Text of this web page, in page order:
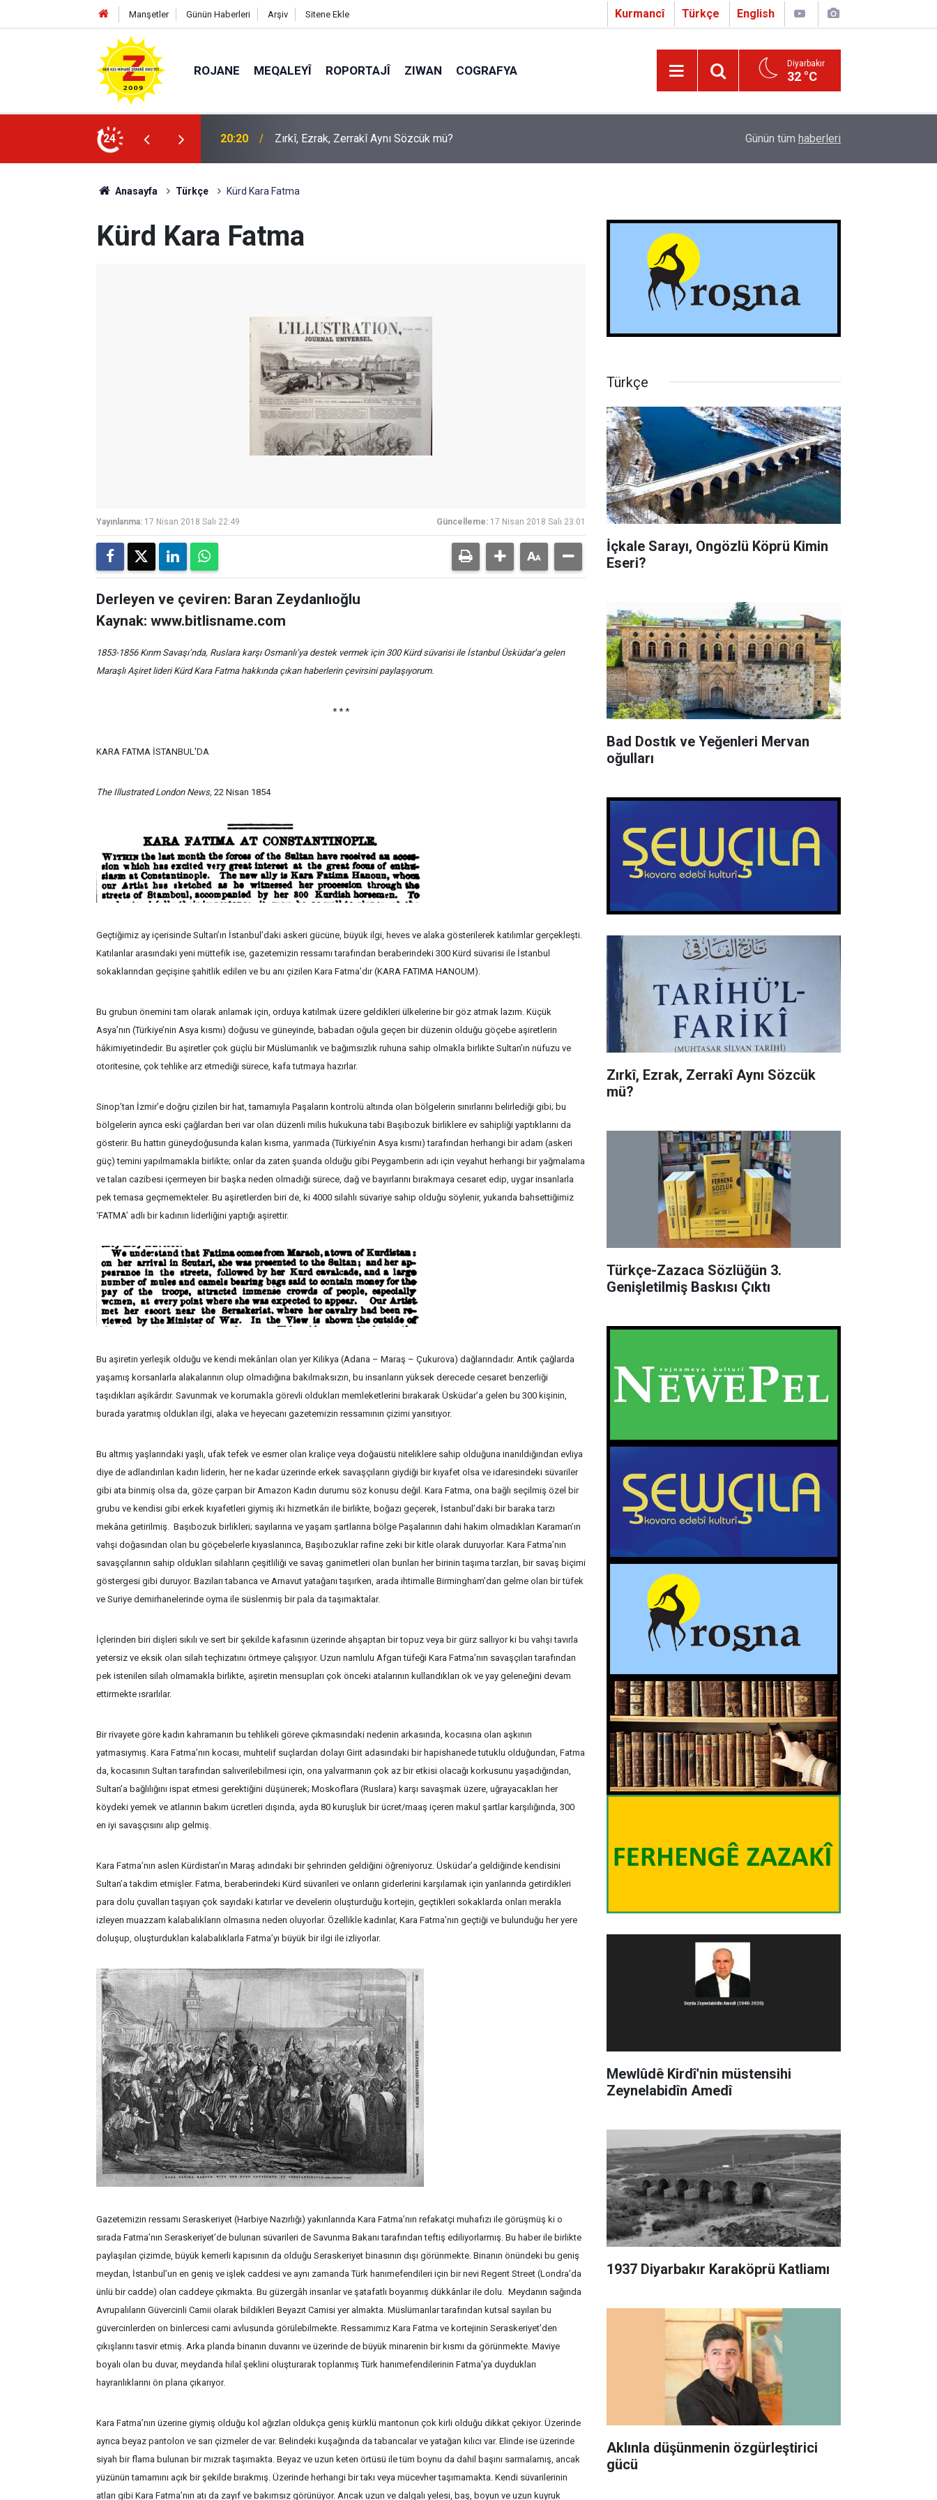
Manşetler Günün Haberleri Arşiv Sitene Ekle Kurmancî Türkçe English
ROJANE MEQALEYÎ ROPORTAJÎ ZIWAN COGRAFYA Diyarbakır
32 °C
24 09:56 Ji Zilma Partîzanan Nimûneyeka Piçûk Çapo 3. o Hîrakerde yê Ferhengê Zazakî-Tirkî
Günün tüm haberleri
Anasayfa Türkçe Kürd Kara Fatma
Kürd Kara Fatma
Yayınlanma: 17 Nisan 2018 Salı 22:49 Güncelleme: 17 Nisan 2018 Salı 23:01
Derleyen ve çeviren: Baran Zeydanlıoğlu
Kaynak: www.bitlisname.com
1853-1856 Kırım Savaşı’nda, Ruslara karşı Osmanlı’ya destek vermek için 300 Kürd süvarisi ile İstanbul Üsküdar’a gelen
Maraşlı Aşiret lideri Kürd Kara Fatma hakkında çıkan haberlerin çevirsini paylaşıyorum.
* * *
KARA FATMA İSTANBUL'DA
The Illustrated London News, 22 Nisan 1854
Geçtiğimiz ay içerisinde Sultan’ın İstanbul’daki askeri gücüne, büyük ilgi, heves ve alaka gösterilerek katılımlar gerçekleşti.
Katılanlar arasındaki yeni müttefik ise, gazetemizin ressamı tarafından beraberindeki 300 Kürd süvarisi ile İstanbul
sokaklarından geçişine şahitlik edilen ve bu anı çizilen Kara Fatma’dır (KARA FATIMA HANOUM).
Bu grubun önemini tam olarak anlamak için, orduya katılmak üzere geldikleri ülkelerine bir göz atmak lazım. Küçük
Asya’nın (Türkiye’nin Asya kısmı) doğusu ve güneyinde, babadan oğula geçen bir düzenin olduğu göçebe aşiretlerin
hâkimiyetindedir. Bu aşiretler çok güçlü bir Müslümanlık ve bağımsızlık ruhuna sahip olmakla birlikte Sultan’ın nüfuzu ve
otoritesine, çok tehlike arz etmediği sürece, kafa tutmaya hazırlar.
Sinop’tan İzmir’e doğru çizilen bir hat, tamamıyla Paşaların kontrolü altında olan bölgelerin sınırlarını belirlediği gibi; bu
bölgelerin ayrıca eski çağlardan beri var olan düzenli milis hukukuna tabi Başıbozuk birliklere ev sahipliği yaptıklarını da
gösterir. Bu hattın güneydoğusunda kalan kısma, yarımada (Türkiye’nin Asya kısmı) tarafından herhangi bir adam (askeri
güç) temini yapılmamakla birlikte; onlar da zaten şuanda olduğu gibi Peygamberin adı için veyahut herhangi bir yağmalama
ve talan cazibesi içermeyen bir başka neden olmadığı sürece, dağ ve bayırlarını bırakmaya cesaret edip, uygar insanlarla
pek temasa geçmemekteler. Bu aşiretlerden biri de, ki 4000 silahlı süvariye sahip olduğu söylenir, yukarıda bahsettiğimiz
‘FATMA’ adlı bir kadının liderliğini yaptığı aşirettir.
Bu aşiretin yerleşik olduğu ve kendi mekânları olan yer Kilikya (Adana – Maraş – Çukurova) dağlarındadır. Antik çağlarda
yaşamış korsanlarla alakalarının olup olmadığına bakılmaksızın, bu insanların yüksek derecede cesaret benzerliği
taşıdıkları aşikârdır. Savunmak ve korumakla görevli oldukları memleketlerini bırakarak Üsküdar’a gelen bu 300 kişinin,
burada yaratmış oldukları ilgi, alaka ve heyecanı gazetemizin ressamının çizimi yansıtıyor.
Bu altmış yaşlarındaki yaşlı, ufak tefek ve esmer olan kraliçe veya doğaüstü niteliklere sahip olduğuna inanıldığından evliya
diye de adlandırılan kadın liderin, her ne kadar üzerinde erkek savaşçıların giydiği bir kıyafet olsa ve idaresindeki süvariler
gibi ata binmiş olsa da, göze çarpan bir Amazon Kadın durumu söz konusu değil. Kara Fatma, ona bağlı seçilmiş özel bir
grubu ve kendisi gibi erkek kıyafetleri giymiş iki hizmetkârı ile birlikte, boğazı geçerek, İstanbul’daki bir baraka tarzı
mekâna getirilmiş. Başıbozuk birlikleri; sayılarına ve yaşam şartlarına bölge Paşalarının dahi hakim olmadıkları Karaman’ın
vahşi doğasından olan bu göçebelerle kıyaslanınca, Başıbozuklar rafine zeki bir kitle olarak duruyorlar. Kara Fatma’nın
savaşçılarının sahip oldukları silahların çeşitliliği ve savaş ganimetleri olan bunları her birinin taşıma tarzları, bir savaş biçimi
göstergesi gibi duruyor. Bazıları tabanca ve Arnavut yatağanı taşırken, arada ihtimalle Birmingham’dan gelme olan bir tüfek
ve Suriye demirhanelerinde oyma ile süslenmiş bir pala da taşımaktalar.
İçlerinden biri dişleri sıkılı ve sert bir şekilde kafasının üzerinde ahşaptan bir topuz veya bir gürz sallıyor ki bu vahşi tavırla
yetersiz ve eksik olan silah teçhizatını örtmeye çalışıyor. Uzun namlulu Afgan tüfeği Kara Fatma’nın savaşçıları tarafından
pek istenilen silah olmamakla birlikte, aşiretin mensupları çok önceki atalarının kullandıkları ok ve yay geleneğini devam
ettirmekte ısrarlılar.
Bir rivayete göre kadın kahramanın bu tehlikeli göreve çıkmasındaki nedenin arkasında, kocasına olan aşkının
yatmasıymış. Kara Fatma’nın kocası, muhtelif suçlardan dolayı Girit adasındaki bir hapishanede tutuklu olduğundan, Fatma
da, kocasının Sultan tarafından salıverilebilmesi için, ona yalvarmanın çok az bir etkisi olacağı korkusunu yaşadığından,
Sultan’a bağlılığını ispat etmesi gerektiğini düşünerek; Moskoflara (Ruslara) karşı savaşmak üzere, uğrayacakları her
köydeki yemek ve atlarının bakım ücretleri dışında, ayda 80 kuruşluk bir ücret/maaş içeren makul şartlar karşılığında, 300
en iyi savaşçısını alıp gelmiş.
Kara Fatma’nın aslen Kürdistan’ın Maraş adındaki bir şehrinden geldiğini öğreniyoruz. Üsküdar’a geldiğinde kendisini
Sultan’a takdim etmişler. Fatma, beraberindeki Kürd süvarileri ve onların giderlerini karşılamak için yanlarında getirdikleri
para dolu çuvalları taşıyan çok sayıdaki katırlar ve develerin oluşturduğu kortejin, geçtikleri sokaklarda onları merakla
izleyen muazzam kalabalıkların olmasına neden oluyorlar. Özellikle kadınlar, Kara Fatma’nın geçtiği ve bulunduğu her yere
doluşup, oluşturdukları kalabalıklarla Fatma’yı büyük bir ilgi ile izliyorlar.
Gazetemizin ressamı Seraskeriyet (Harbiye Nazırlığı) yakınlarında Kara Fatma’nın refakatçi muhafızı ile görüşmüş ki o
sırada Fatma’nın Seraskeriyet’de bulunan süvarileri de Savunma Bakanı tarafından teftiş ediliyorlarmış. Bu haber ile birlikte
paylaşılan çizimde, büyük kemerli kapısının da olduğu Seraskeriyet binasının dışı görünmekte. Binanın önündeki bu geniş
meydan, İstanbul’un en geniş ve işlek caddesi ve aynı zamanda Türk hanımefendileri için bir nevi Regent Street (Londra’da
ünlü bir cadde) olan caddeye çıkmakta. Bu güzergâh insanlar ve şatafatlı boyanmış dükkânlar ile dolu. Meydanın sağında
Avrupalıların Güvercinli Camii olarak bildikleri Beyazıt Camisi yer almakta. Müslümanlar tarafından kutsal sayılan bu
güvercinlerden on binlercesi cami avlusunda görülebilmekte. Ressamımız Kara Fatma ve kortejinin Seraskeriyet’den
çıkışlarını tasvir etmiş. Arka planda binanın duvarını ve üzerinde de büyük minarenin bir kısmı da görünmekte. Maviye
boyalı olan bu duvar, meydanda hilal şeklini oluşturarak toplanmış Türk hanımefendilerinin Fatma’ya duydukları
hayranlıklarını ön plana çıkarıyor.
Kara Fatma’nın üzerine giymiş olduğu kol ağızları oldukça geniş kürklü mantonun çok kirli olduğu dikkat çekiyor. Üzerinde
ayrıca beyaz pantolon ve sarı çizmeler de var. Belindeki kuşağında da tabancalar ve yatağan kılıcı var. Elinde ise üzerinde
siyah bir flama bulunan bir mızrak taşımakta. Beyaz ve uzun keten örtüsü ile tüm boynu da dahil başını sarmalamış, ancak
yüzünün tamamını açık bir şekilde bırakmış. Üzerinde herhangi bir takı veya mücevher taşımamakta. Kendi süvarilerinin
atları gibi Kara Fatma’nın atı da zayıf ve bakımsız görünüyor. Ancak uzun ve dalgalı yelesi, baş, boyun ve uzun kuyruk
Türkçe
İçkale Sarayı, Ongözlü Köprü Kimin
Eseri?
Bad Dostık ve Yeğenleri Mervan
oğulları
Zırkî, Ezrak, Zerrakî Aynı Sözcük
mü?
Türkçe-Zazaca Sözlüğün 3.
Genişletilmiş Baskısı Çıktı
Mewlûdê Kirdî'nin müstensihi
Zeynelabidîn Amedî
1937 Diyarbakır Karaköprü Katliamı
Aklınla düşünmenin özgürleştirici
gücü